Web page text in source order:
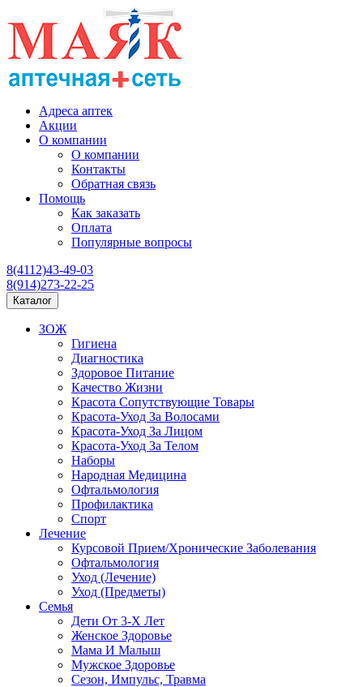
Адреса аптек
Акции
О компании
О компании
Контакты
Обратная связь
Помощь
Как заказать
Оплата
Популярные вопросы
8(4112)43-49-03
8(914)273-22-25
Каталог
ЗОЖ
Гигиена
Диагностика
Здоровое Питание
Качество Жизни
Красота Сопутствующие Товары
Красота-Уход За Волосами
Красота-Уход За Лицом
Красота-Уход За Телом
Наборы
Народная Медицина
Офтальмология
Профилактика
Спорт
Лечение
Курсовой Прием/Хронические Заболевания
Офтальмология
Уход (Лечение)
Уход (Предметы)
Семья
Дети От 3-Х Лет
Женское Здоровье
Мама И Малыш
Мужское Здоровье
Сезон, Импульс, Травма